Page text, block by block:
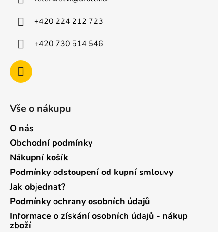
+420 224 212 723
+420 730 514 546
Vše o nákupu
O nás
Obchodní podmínky
Nákupní košík
Podmínky odstoupení od kupní smlouvy
Jak objednat?
Podmínky ochrany osobních údajů
Informace o získání osobních údajů - nákup
zboží